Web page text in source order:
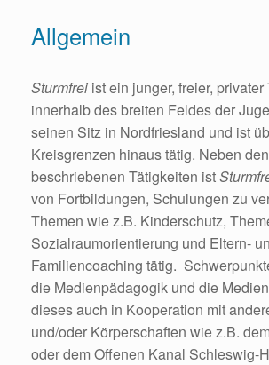
Allgemein
Sturmfrei ist ein junger, freier, privater
innerhalb des breiten Feldes der
seinen Sitz in Nordfriesland und ist
Kreisgrenzen hinaus tätig. Neben
beschriebenen Tätigkeiten ist
von Fortbildungen, Schulungen zu
Themen wie z.B. Kinderschutz,
Sozialraumorientierung und Eltern-
Familiencoaching tätig.
die Medienpädagogik und die
dieses auch in Kooperation mit
und/oder Körperschaften wie z.B.
oder dem Offenen Kanal Schleswig-